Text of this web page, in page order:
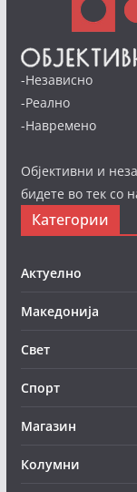
-Независно
-Реално
-Навремено
Објективни и
бидете во тек со
Категории
Актуелно
Македонија
Свет
Спорт
Магазин
Колумни